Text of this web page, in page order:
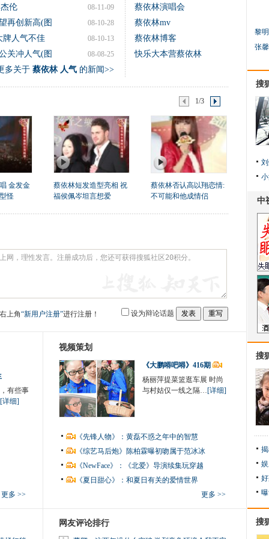
08-11-09
伦
08-10-28
再创新高(图
08-10-13
牌人气不佳
08-08-25
关冲人气(图
多关于 蔡依林 人气的新闻>>
蔡依林演唱会
蔡依林mv
蔡依林博客
快乐大本营蔡依林
1/3
金发金
怪
蔡依林短发造型亮相 祝
福侯佩岑坦言想爱
蔡依林否认高以翔恋情:
不可能和他成情侣
上角“新用户注册”进行注册！ 设为辩论话题
有些事
[详细]
更多 >>
视频策划
《大鹏嘚吧嘚》416期
杨丽萍提菜篮逛车展 时尚
与村姑仅一线之隔…[详细]
《先锋人物》：黄磊不惑之年中的智慧
《综艺马后炮》陈柏霖曝初吻属于范冰冰
《NewFace》：《北爱》导演续集玩穿越
《夏日甜心》：和夏日有关的爱情世界
更多 >>
网友评论排行
黎明
张
搜
搜
搜